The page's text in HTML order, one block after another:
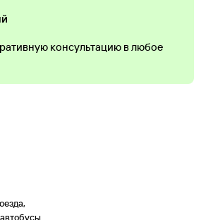
консультацию в любое